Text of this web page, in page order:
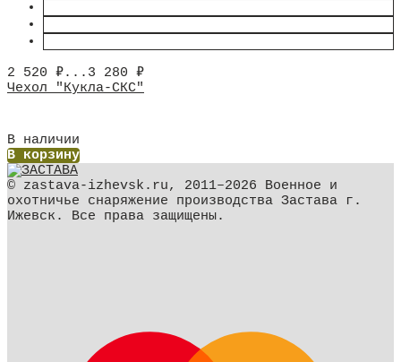
2 520 ₽... 3 280 ₽
Чехол "Кукла-СКС"
В наличии
В корзину
© zastava-izhevsk.ru, 2011–2026 Военное и
охотничье снаряжение производства Застава г.
Ижевск. Все права защищены.